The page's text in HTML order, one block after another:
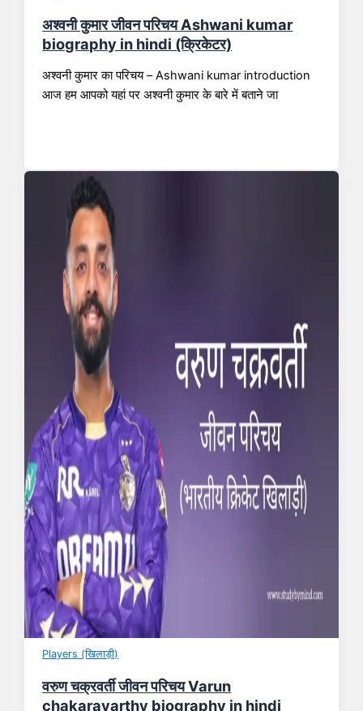
अश्वनी कुमार जीवन परिचय Ashwani kumar
biography in hindi (क्रिकेटर)
अश्वनी कुमार का परिचय – Ashwani kumar introduction
आज हम आपको यहां पर अश्वनी कुमार के बारे में बताने जा
Players (खिलाड़ी)
वरुण चक्रवर्ती जीवन परिचय Varun
chakaravarthy biography in hindi